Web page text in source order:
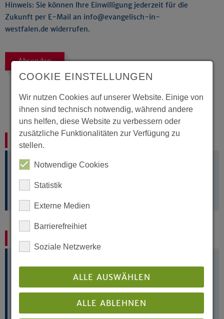
Hinweis: Sie können Ihre Einwilligung jederzeit für die
Zukunft per E-Mail an info@evangelisch-in-
westfalen.de widerrufen.
Absenden
Für Presse- und Medienanfragen:
https://www.evangelisch-in-
westfalen.de/service/medien/
Ansprechpersonen finden
Sie wissen schon, mit wem Sie sprechen wollen?
Nutzen Sie einfach die Suche (Lupe) oben auf der
Seite.
E-Mail
Oder schreiben Sie uns direkt an info@evangelisch-
in-westfalen.de
COOKIE EINSTELLUNGEN
Wir nutzen Cookies auf unserer Website. Einige von
ihnen sind technisch notwendig, während andere
uns helfen, diese Website zu verbessern oder
zusätzliche Funktionalitäten zur Verfügung zu
stellen.
Notwendige Cookies
Statistik
Externe Medien
Barrierefreihiet
Soziale Netzwerke
ALLE AUSWÄHLEN
ALLE ABLEHNEN